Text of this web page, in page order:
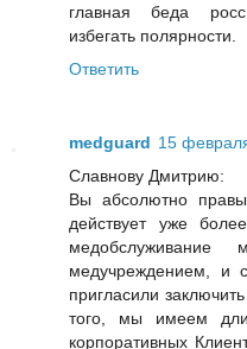
главная беда
избегать полярности.
Ответить
medguard 15
Славнову Дмитрию:
Вы абсолютно
действует уже
медучреждением, и
пригласили
того, мы имеем
корпоративных